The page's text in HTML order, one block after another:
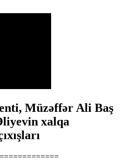
Müzəffər Ali Baş
xalqa